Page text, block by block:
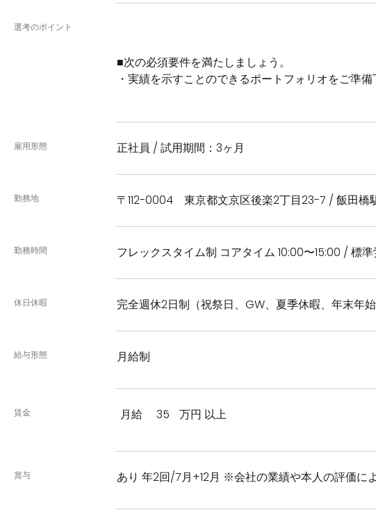
選考のポイント
■次の必須要件を満たしましょう。
・実績を示すことのできるポートフォリオをご準備
雇用形態 正社員 / 試用期間：3ヶ月
勤務地 〒112-0004 東京都文京区後楽2丁目23-7 / 飯田橋
勤務時間 フレックスタイム制 コアタイム 10:00〜15:00 / 標
休日休暇 完全週休2日制（祝祭日、GW、夏季休暇、年末年始
給与形態 月給制
賃金 月給 35 万円 以上
賞与 あり 年2回/7月+12月 ※会社の業績や本人の評価に